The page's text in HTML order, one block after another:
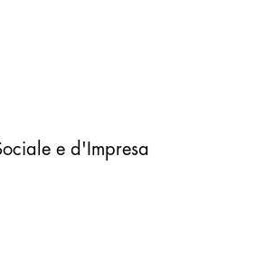
e d'Impresa